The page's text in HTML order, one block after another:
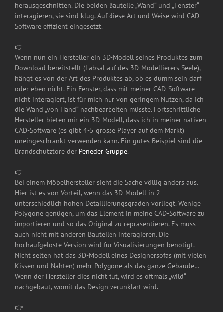
herausgeschnitten. Die beiden Bauteile „Wand“ und „Fenster“
interagieren, sie sind klug. Auf diese Art und Weise wird CAD-
Software effizient eingesetzt.
👉
Wenn nun ein Hersteller ein 3D-Modell seines Produktes zum
Download bereitstellt (Labsal auf des 3D-Modellierers Seele),
hängt es von der Art des Produktes ab, ob es dumm sein darf
oder eben nicht. Ein Fenster, dass mit meiner CAD-Software
nicht interagiert, ist für mich nur von geringem Nutzen, da ich
die Wand „von Hand“ nachbearbeiten müsste. Fortschrittliche
Hersteller bieten mir ein 3D-Modell, dass ich in meiner nativen
CAD-Software (es gibt 4-5 grosse Player auf dem Markt)
uneingeschränkt verwenden kann. Ein gutes Beispiel sind die
Brandschutztore der Peneder Gruppe.
👉
Bei einem Möbelhersteller sieht die Sache völlig anders aus.
Hier ist es von Vorteil, wenn das 3D-Modell in 2
unterschiedlich hohen Detaillierungsgraden vorliegt. Wenige
Polygone genügen, um das Element in meine CAD-Software zu
importieren und so das Original zu repräsentieren. Es muss
auch nicht mit anderen Bauteilen interagieren. Die
hochaufgelöste Version wird für Visualisierungen benötigt.
Nicht selten hat das 3D-Modell eines Designersofas (mit vielen
Kissen und Nähten) mehr Polygone als das ganze Gebäude…
Wenn der Hersteller dies nicht tut, wird es oftmals „wild“
nachgebaut, womit das Design verunklärt wird.
👉